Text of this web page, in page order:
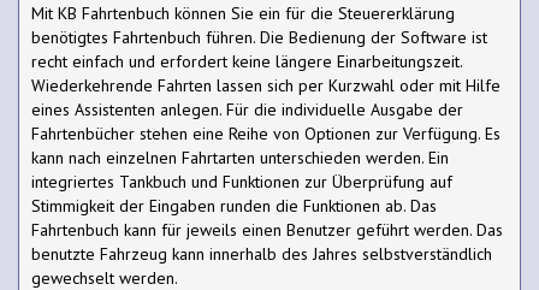
Mit KB Fahrtenbuch können Sie ein für die Steuererklärung
benötigtes Fahrtenbuch führen. Die Bedienung der Software ist
recht einfach und erfordert keine längere Einarbeitungszeit.
Wiederkehrende Fahrten lassen sich per Kurzwahl oder mit Hilfe
eines Assistenten anlegen. Für die individuelle Ausgabe der
Fahrtenbücher stehen eine Reihe von Optionen zur Verfügung. Es
kann nach einzelnen Fahrtarten unterschieden werden. Ein
integriertes Tankbuch und Funktionen zur Überprüfung auf
Stimmigkeit der Eingaben runden die Funktionen ab. Das
Fahrtenbuch kann für jeweils einen Benutzer geführt werden. Das
benutzte Fahrzeug kann innerhalb des Jahres selbstverständlich
gewechselt werden.